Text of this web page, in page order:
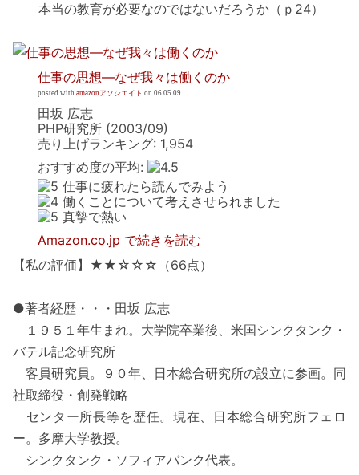
本当の教育が必要なのではないだろうか（ｐ24）
仕事の思想―なぜ我々は働くのか
posted withamazonアソシエイト on 06.05.09
田坂 広志
PHP研究所 (2003/09)
売り上げランキング: 1,954
おすすめ度の平均:
仕事に疲れたら読んでみよう
働くことについて考えさせられました
真摯で熱い
Amazon.co.jp で続きを読む
【私の評価】★★☆☆☆（66点）
●著者経歴・・・田坂 広志
１９５１年生まれ。大学院卒業後、米国シンクタンク・
バテル記念研究所
客員研究員。９０年、日本総合研究所の設立に参画。同
社取締役・創発戦略
センター所長等を歴任。現在、日本総合研究所フェロ
ー。多摩大学教授。
シンクタンク・ソフィアバンク代表。